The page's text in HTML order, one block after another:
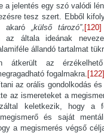
a jelentés egy szó valódi
tesz szert. Ebből
akaró
„külső tározó”, [120]
az általa ideának
állandó tartalmat
átkerült az
fogalmakra. [122]
az orális gondolkodás
az ismereteket a
keletkezik, hogy a
és saját
a megismerés végső